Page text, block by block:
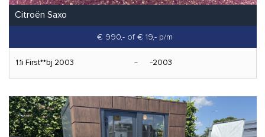
Citroën Saxo
€ 990,- of € 19,- p/m
1.1i First**bj 2003 2003